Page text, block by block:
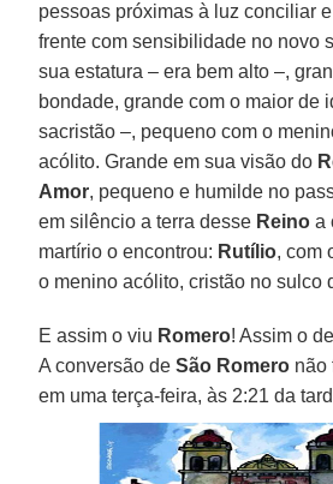
pessoas próximas à luz conciliar
frente com sensibilidade no novo
sua estatura – era bem alto –,
bondade, grande com o maior de
sacristão –, pequeno com o
acólito. Grande em sua visão do
Amor, pequeno e humilde no
em silêncio a terra desse Reino a
martírio o encontrou: Rutílio, com
o menino acólito, cristão no sulco
E assim o viu Romero! Assim o
A conversão deSão Romero não
em uma terça-feira, às 2:21 da